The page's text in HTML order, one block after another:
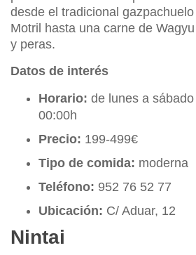
desde el tradicional
Motril hasta una carne de
y peras.
Datos de interés
Horario: de lunes a
00:00h
Precio: 199-499€
Tipo de comida: moderna
Teléfono: 952 76 52 77
Ubicación: C/ Aduar, 12
Nintai